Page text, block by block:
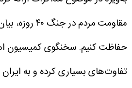
مقاومت
حفاظت کنیم.
تفاوت‌های بسیاری کرده و به